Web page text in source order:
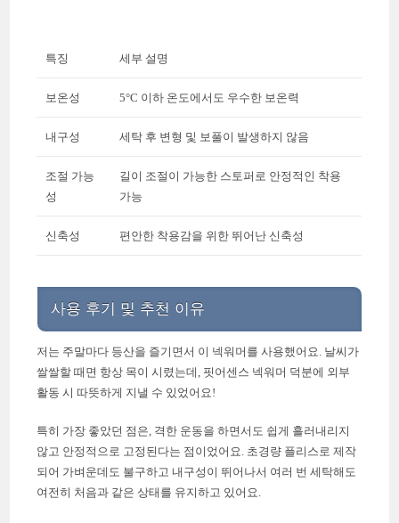
특징 세부 설명
보온성 5°C 이하 온도에서도 우수한 보온력
내구성 세탁 후 변형 및 보풀이 발생하지 않음
조절 가능
성
길이 조절이 가능한 스토퍼로 안정적인 착용
가능
신축성 편안한 착용감을 위한 뛰어난 신축성
사용 후기 및 추천 이유
저는 주말마다 등산을 즐기면서 이 넥워머를 사용했어요. 날씨가
쌀쌀할 때면 항상 목이 시렸는데, 핏어센스 넥워머 덕분에 외부
활동 시 따뜻하게 지낼 수 있었어요!
특히 가장 좋았던 점은, 격한 운동을 하면서도 쉽게 흘러내리지
않고 안정적으로 고정된다는 점이었어요. 초경량 플리스로 제작
되어 가벼운데도 불구하고 내구성이 뛰어나서 여러 번 세탁해도
여전히 처음과 같은 상태를 유지하고 있어요.